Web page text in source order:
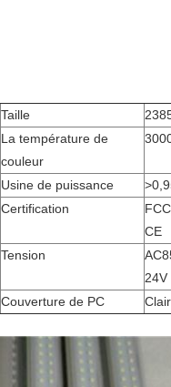
Taille
La température de
couleur
Usine de puissance
Certification
CE
Tension
24V
Couverture de PC